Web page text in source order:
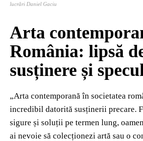
lucrări Daniel Gaciu
Arta
România: lipsă
susținere și
„Arta contemporană în societatea
incredibil datorită susținerii precare.
sigure și soluții pe termen lung,
ai nevoie să colecționezi artă sau o